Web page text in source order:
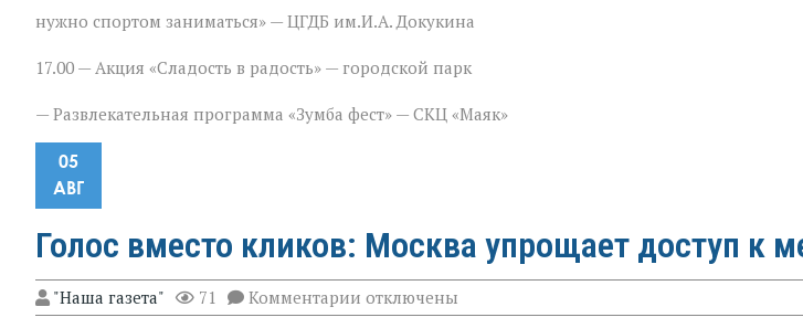
нужно спортом заниматься» — ЦГДБ им.И.А. Докукина
17.00 — Акция «Сладость в радость» — городской парк
— Развлекательная программа «Зумба фест» — СКЦ «Маяк»
05
АВГ
Голос вместо кликов: Москва упрощает доступ к
"Наша газета" 71 Комментарии к
записи
отключены